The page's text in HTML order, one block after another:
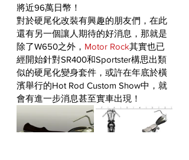
將近96萬日幣！
對於硬尾化改裝有興趣的朋友們，在此
還有另一個讓人期待的好消息，那就是
除了W650之外， Motor Rock其實也已
經開始針對SR400和Sportster構思出類
似的硬尾化變身套件，或許在年底於橫
濱舉行的Hot Rod Custom Show中，就
會有進一步消息甚至實車出現！